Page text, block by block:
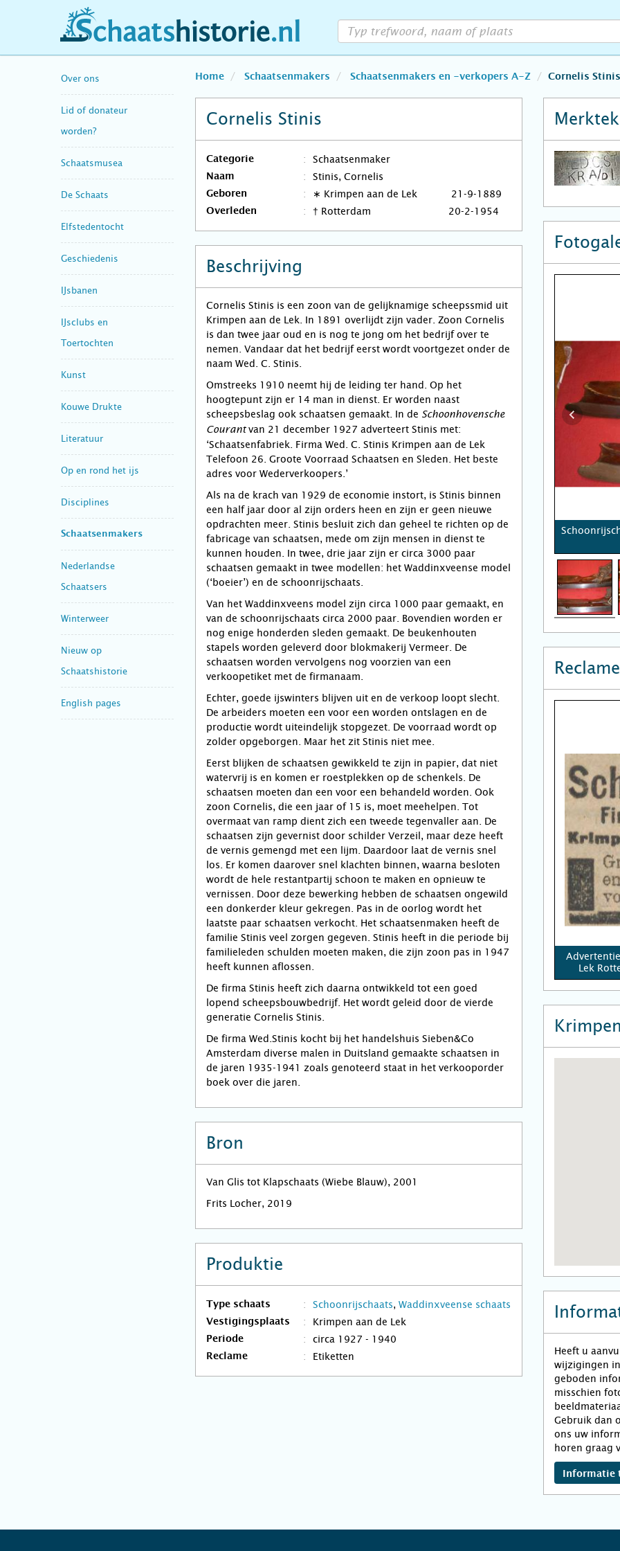
schaatshistorie.nl
Over ons
Lid of donateur
worden?
Schaatsmusea
De Schaats
Elfstedentocht
Geschiedenis
IJsbanen
IJsclubs en
Toertochten
Kunst
Kouwe Drukte
Literatuur
Op en rond het ijs
Disciplines
Schaatsenmakers
Nederlandse
Schaatsers
Winterweer
Nieuw op
Schaatshistorie
English pages
Home Schaatsenmakers Schaatsenmakers en -verkopers A-Z Cornelis Stinis
Cornelis Stinis
Categorie Schaatsenmaker
Naam Stinis, Cornelis
Geboren ∗ Krimpen aan de Lek 21-9-1889
Overleden † Rotterdam 20-2-1954
Beschrijving
Cornelis Stinis is een zoon van de gelijknamige scheepssmid uit
Krimpen aan de Lek. In 1891 overlijdt zijn vader. Zoon Cornelis
is dan twee jaar oud en is nog te jong om het bedrijf over te
nemen. Vandaar dat het bedrijf eerst wordt voortgezet onder de
naam Wed. C. Stinis.
Omstreeks 1910 neemt hij de leiding ter hand. Op het
hoogtepunt zijn er 14 man in dienst. Er worden naast
scheepsbeslag ook schaatsen gemaakt. In de Schoonhovensche
Courantvan 21 december 1927 adverteert Stinis met:
‘Schaatsenfabriek. Firma Wed. C. Stinis Krimpen aan de Lek
Telefoon 26. Groote Voorraad Schaatsen en Sleden. Het beste
adres voor Wederverkoopers.’
Als na de krach van 1929 de economie instort, is Stinis binnen
een half jaar door al zijn orders heen en zijn er geen nieuwe
opdrachten meer. Stinis besluit zich dan geheel te richten op de
fabricage van schaatsen, mede om zijn mensen in dienst te
kunnen houden. In twee, drie jaar zijn er circa 3000 paar
schaatsen gemaakt in twee modellen: het Waddinxveense model
(‘boeier’) en de schoonrijschaats.
Van het Waddinxveens model zijn circa 1000 paar gemaakt, en
van de schoonrijschaats circa 2000 paar. Bovendien worden er
nog enige honderden sleden gemaakt. De beukenhouten
stapels worden geleverd door blokmakerij Vermeer. De
schaatsen worden vervolgens nog voorzien van een
verkoopetiket met de firmanaam.
Echter, goede ijswinters blijven uit en de verkoop loopt slecht.
De arbeiders moeten een voor een worden ontslagen en de
productie wordt uiteindelijk stopgezet. De voorraad wordt op
zolder opgeborgen. Maar het zit Stinis niet mee.
Eerst blijken de schaatsen gewikkeld te zijn in papier, dat niet
watervrij is en komen er roestplekken op de schenkels. De
schaatsen moeten dan een voor een behandeld worden. Ook
zoon Cornelis, die een jaar of 15 is, moet meehelpen. Tot
overmaat van ramp dient zich een tweede tegenvaller aan. De
schaatsen zijn gevernist door schilder Verzeil, maar deze heeft
de vernis gemengd met een lijm. Daardoor laat de vernis snel
los. Er komen daarover snel klachten binnen, waarna besloten
wordt de hele restantpartij schoon te maken en opnieuw te
vernissen. Door deze bewerking hebben de schaatsen ongewild
een donkerder kleur gekregen. Pas in de oorlog wordt het
laatste paar schaatsen verkocht. Het schaatsenmaken heeft de
familie Stinis veel zorgen gegeven. Stinis heeft in die periode bij
familieleden schulden moeten maken, die zijn zoon pas in 1947
heeft kunnen aflossen.
De firma Stinis heeft zich daarna ontwikkeld tot een goed
lopend scheepsbouwbedrijf. Het wordt geleid door de vierde
generatie Cornelis Stinis.
De firma Wed.Stinis kocht bij het handelshuis Sieben&Co
Amsterdam diverse malen in Duitsland gemaakte schaatsen in
de jaren 1935-1941 zoals genoteerd staat in het verkooporder
boek over die jaren.
Bron
Van Glis tot Klapschaats (Wiebe Blauw), 2001
Frits Locher, 2019
Produktie
Type schaats Schoonrijschaats, Waddinxveense schaats
Vestigingsplaats Krimpen aan de Lek
Periode circa 1927 - 1940
Reclame Etiketten
Lek
Heeft u
wijzigingen
geboden
misschien
Gebruik dan
ons uw
horen graag
Informatie